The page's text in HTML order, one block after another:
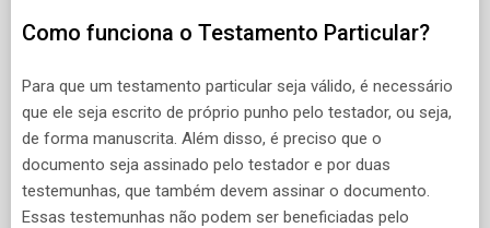
Como funciona o Testamento Particular?
Para que um testamento particular seja válido, é necessário
que ele seja escrito de próprio punho pelo testador, ou seja,
de forma manuscrita. Além disso, é preciso que o
documento seja assinado pelo testador e por duas
testemunhas, que também devem assinar o documento.
Essas testemunhas não podem ser beneficiadas pelo